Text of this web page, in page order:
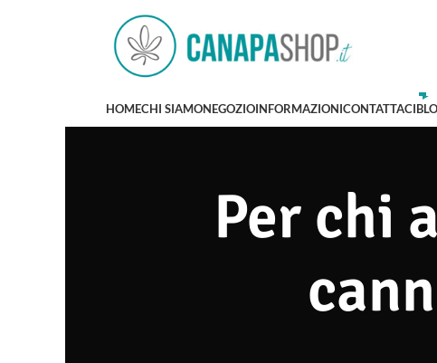
HOMECHI SIAMONEGOZIOINFORMAZIONICONTATTACI
Per chi